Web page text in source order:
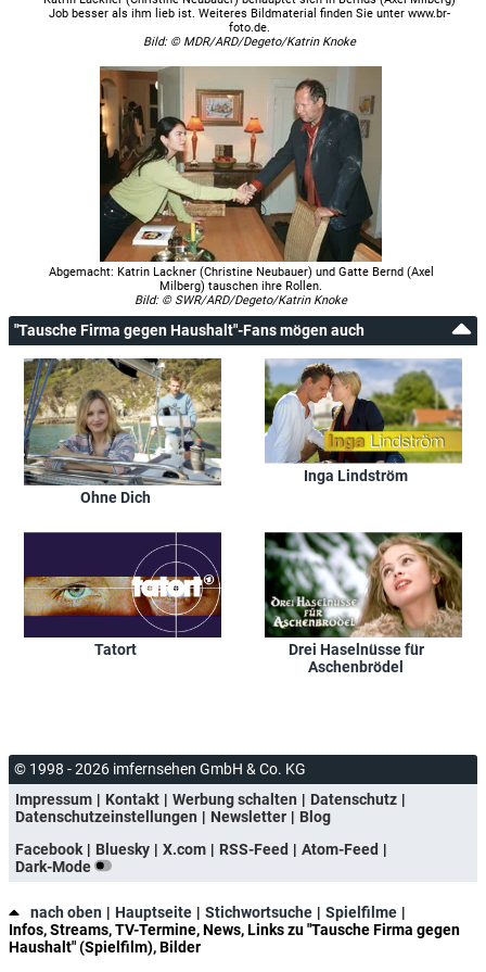
Job besser als ihm lieb ist. Weiteres Bildmaterial finden Sie unter www.br-
foto.de.
Bild: © MDR/ARD/Degeto/Katrin Knoke
Abgemacht: Katrin Lackner (Christine Neubauer) und Gatte Bernd (Axel
Milberg) tauschen ihre Rollen.
Bild: © SWR/ARD/Degeto/Katrin Knoke
"Tausche Firma gegen Haushalt"-Fans mögen auch
Ohne Dich
Inga Lindström
Tatort
Drei Haselnüsse für
Aschenbrödel
© 1998 - 2026 imfernsehen GmbH & Co. KG
Impressum
Kontakt Werbung schalten
Datenschutz
Datenschutzeinstellungen
Newsletter
Blog
Facebook
Bluesky X.com RSS-Feed
Atom-Feed
Dark-Mode
nach oben Hauptseite Stichwortsuche
Spielfilme
Infos, Streams, TV-Termine, News, Links zu "Tausche Firma gegen
Haushalt" (Spielfilm), Bilder